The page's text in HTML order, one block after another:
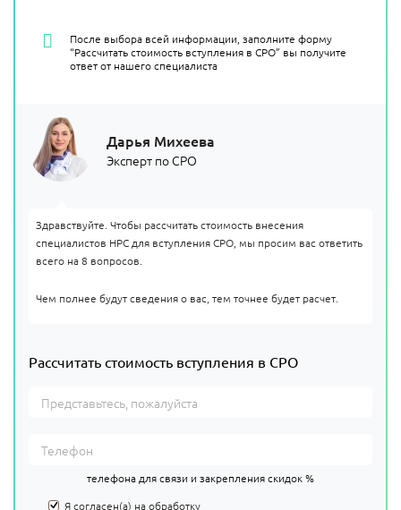
После выбора всей информации, заполните форму
“Рассчитать стоимость вступления в СРО” вы получите
ответ от нашего специалиста
Дарья Михеева
Эксперт по СРО
Здравствуйте. Чтобы рассчитать стоимость внесения
специалистов НРС для вступления СРО, мы просим вас ответить
всего на 8 вопросов.
Чем полнее будут сведения о вас, тем точнее будет расчет.
Рассчитать стоимость вступления в СРО
телефона для связи и закрепления скидок %
Я согласен(а) наобработку